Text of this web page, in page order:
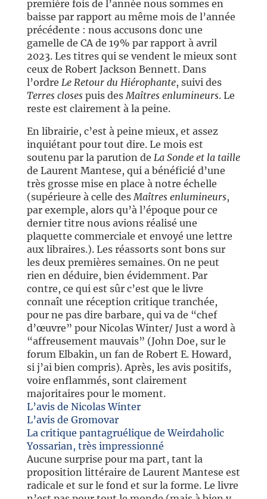
première fois de l’année nous sommes en
baisse par rapport au même mois de l’année
précédente : nous accusons donc une
gamelle de CA de 19% par rapport à avril
2023. Les titres qui se vendent le mieux sont
ceux de Robert Jackson Bennett. Dans
l’ordre Le Retour du Hiérophante, suivi des
Terres closespuis desMaîtres enlumineurs. Le
reste est clairement à la peine.
En librairie, c’est à peine mieux, et assez
inquiétant pour tout dire. Le mois est
soutenu par la parution de La Sonde et la taille
de Laurent Mantese, qui a bénéficié d’une
très grosse mise en place à notre échelle
(supérieure à celle desMaîtres enlumineurs,
par exemple, alors qu’à l’époque pour ce
dernier titre nous avions réalisé une
plaquette commerciale et envoyé une lettre
aux libraires.). Les réassorts sont bons sur
les deux premières semaines. On ne peut
rien en déduire, bien évidemment. Par
contre, ce qui est sûr c’est que le livre
connaît une réception critique tranchée,
pour ne pas dire barbare, qui va de “chef
d’œuvre” pour Nicolas Winter/ Just a word à
“affreusement mauvais” (John Doe, sur le
forum Elbakin, un fan de Robert E. Howard,
si j’ai bien compris). Après, les avis positifs,
voire enflammés, sont clairement
majoritaires pour le moment.
L’avis de Nicolas Winter
L’avis de Gromovar
La critique pantagruélique de Weirdaholic
Yossarian, très impressionné
Aucune surprise pour ma part, tant la
proposition littéraire de Laurent Mantese est
radicale et sur le fond et sur la forme. Le livre